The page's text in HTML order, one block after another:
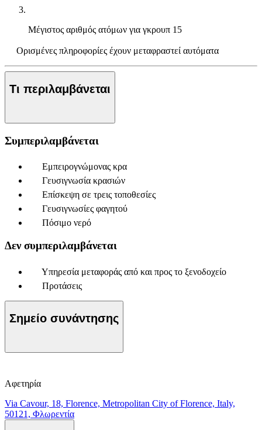
Μέγιστος αριθμός ατόμων για γκρουπ 15
Ορισμένες πληροφορίες έχουν μεταφραστεί αυτόματα
Τι περιλαμβάνεται
Συμπεριλαμβάνεται
Εμπειρογνώμονας κρα
Γευσιγνωσία κρασιών
Επίσκεψη σε τρεις τοποθεσίες
Γευσιγνωσίες φαγητού
Πόσιμο νερό
Δεν συμπεριλαμβάνεται
Υπηρεσία μεταφοράς από και προς το ξενοδοχείο
Προτάσεις
Σημείο συνάντησης
Αφετηρία
Via Cavour, 18, Florence, Metropolitan City of Florence, Italy,
50121, Φλωρεντία